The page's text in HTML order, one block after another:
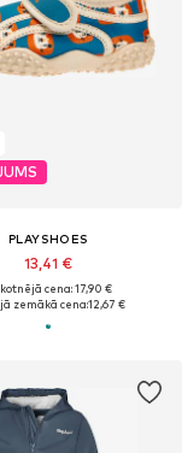
PLAYSHOES
13,41 €
cena: 17,90 €
zemākā cena:12,67 €